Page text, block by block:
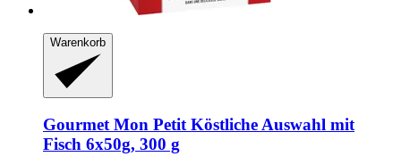
Warenkorb
Gourmet Mon Petit Köstliche Auswahl mit
Fisch 6x50g, 300 g